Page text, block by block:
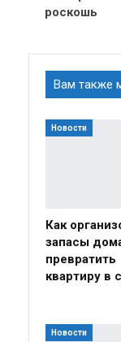
роскошь
Вам также
Новости
Как
запасы
превратить
квартиру в
Новости